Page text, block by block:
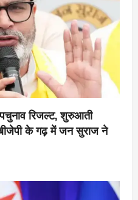
रिजल्ट, शुरुआती
के गढ़ में जन सुराज ने